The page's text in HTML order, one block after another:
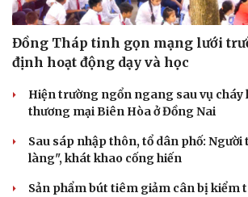
Đồng Tháp tinh gọn mạng lưới
định hoạt động dạy và học
Hiện trường ngổn ngang sau vụ cháy
thương mại Biên Hòa ở Đồng Nai
Sau sáp nhập thôn, tổ dân phố: Người
làng", khát khao cống hiến
Sản phẩm bút tiêm giảm cân bị kiểm